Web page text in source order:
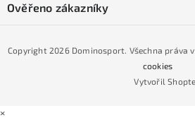
Podmínky GDPR
Podmínky nákupu na splátky ESSOX
Naše prodejna
Ověřeno zákazníky
Vytvořil
Copyright 2026 Dominosport. Všechna práva
cookies
×